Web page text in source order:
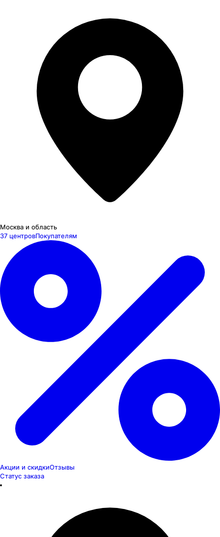
Москва и область
37 центровПокупателям
Акции и скидкиОтзывы
Статус заказа